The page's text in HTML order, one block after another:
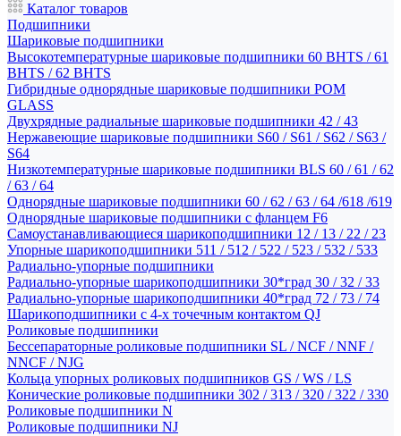
Каталог товаров
Подшипники
Шариковые подшипники
Высокотемпературные шариковые подшипники 60 BHTS / 61
BHTS / 62 BHTS
Гибридные однорядные шариковые подшипники POM
GLASS
Двухрядные радиальные шариковые подшипники 42 / 43
Нержавеющие шариковые подшипники S60 / S61 / S62 / S63 /
S64
Низкотемпературные шариковые подшипники BLS 60 / 61 / 62
/ 63 / 64
Однорядные шариковые подшипники 60 / 62 / 63 / 64 /618 /619
Однорядные шариковые подшипники с фланцем F6
Самоустанавливающиеся шарикоподшипники 12 / 13 / 22 / 23
Упорные шарикоподшипники 511 / 512 / 522 / 523 / 532 / 533
Радиально-упорные подшипники
Радиально-упорные шарикоподшипники 30*град 30 / 32 / 33
Радиально-упорные шарикоподшипники 40*град 72 / 73 / 74
Шарикоподшипники с 4-х точечным контактом QJ
Роликовые подшипники
Бессепараторные роликовые подшипники SL / NCF / NNF /
NNCF / NJG
Кольца упорных роликовых подшипников GS / WS / LS
Конические роликовые подшипники 302 / 313 / 320 / 322 / 330
Роликовые подшипники N
Роликовые подшипники NJ